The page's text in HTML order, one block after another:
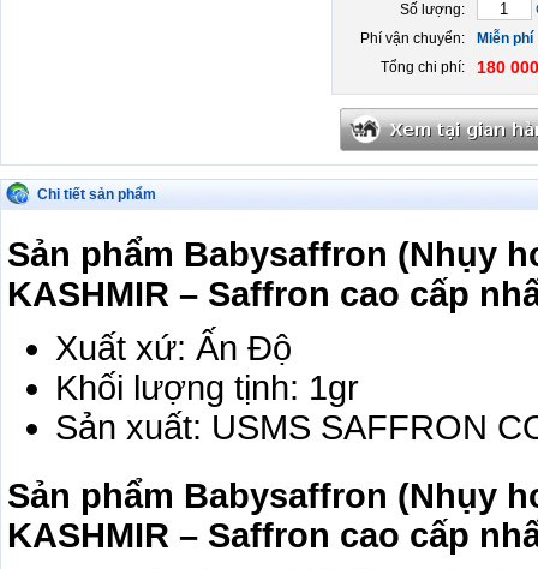
Số lượng:
Phí vận chuyển:
Miễn phí
Tổng chi phí:
180
Chi tiết sản phẩm
Sản phẩm Babysaffron (Nhụy
KASHMIR – Saffron cao cấp
Xuất xứ: Ấn Độ
Khối lượng tịnh: 1gr
Sản xuất: USMS SAFFRON
Sản phẩm Babysaffron (Nhụy
KASHMIR – Saffron cao cấp